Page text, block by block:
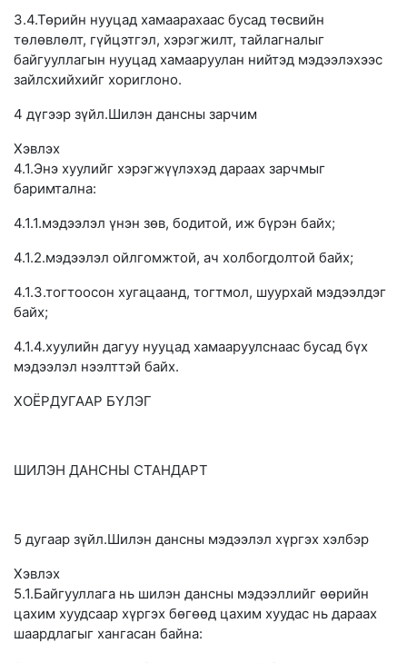
3.4.Төрийн нууцад хамаарахаас бусад төсвийн
төлөвлөлт, гүйцэтгэл, хэрэгжилт, тайлагналыг
байгууллагын нууцад хамааруулан нийтэд мэдээлэхээс
зайлсхийхийг хориглоно.
4 дүгээр зүйл.Шилэн дансны зарчим
Хэвлэх
4.1.Энэ хуулийг хэрэгжүүлэхэд дараах зарчмыг
баримтална:
4.1.1.мэдээлэл үнэн зөв, бодитой, иж бүрэн байх;
4.1.2.мэдээлэл ойлгомжтой, ач холбогдолтой байх;
4.1.3.тогтоосон хугацаанд, тогтмол, шуурхай мэдээлдэг
байх;
4.1.4.хуулийн дагуу нууцад хамааруулснаас бусад бүх
мэдээлэл нээлттэй байх.
ХОЁРДУГААР БҮЛЭГ
ШИЛЭН ДАНСНЫ СТАНДАРТ
5 дугаар зүйл.Шилэн дансны мэдээлэл хүргэх хэлбэр
Хэвлэх
5.1.Байгууллага нь шилэн дансны мэдээллийг өөрийн
цахим хуудсаар хүргэх бөгөөд цахим хуудас нь дараах
шаардлагыг хангасан байна: